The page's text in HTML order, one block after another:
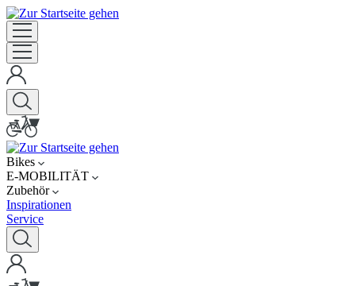
Bikes
E-MOBILITÄT
Zubehör
Inspirationen
Service